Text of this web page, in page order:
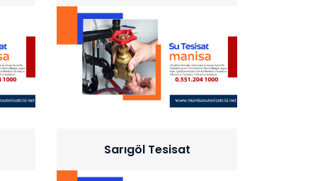
Sarıgöl Tesisat